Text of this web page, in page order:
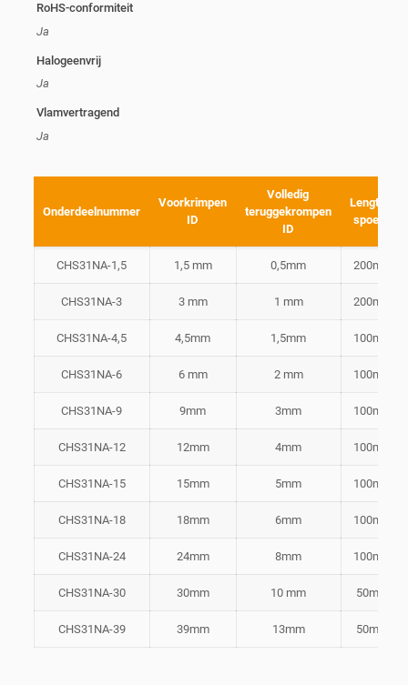
RoHS-conformiteit
Ja
Halogeenvrij
Ja
Vlamvertragend
Ja
Onderdeelnummer
Voorkrimpen
ID
Volledig
teruggekrompen
ID
Lengte
spoel
CHS31NA-1,5 1,5 mm 0,5mm 200m
CHS31NA-3 3 mm 1 mm 200m
CHS31NA-4,5 4,5mm 1,5mm 100m
CHS31NA-6 6 mm 2 mm 100m
CHS31NA-9 9mm 3mm 100m
CHS31NA-12 12mm 4mm 100m
CHS31NA-15 15mm 5mm 100m
CHS31NA-18 18mm 6mm 100m
CHS31NA-24 24mm 8mm 100m
CHS31NA-30 30mm 10 mm 50m
CHS31NA-39 39mm 13mm 50m